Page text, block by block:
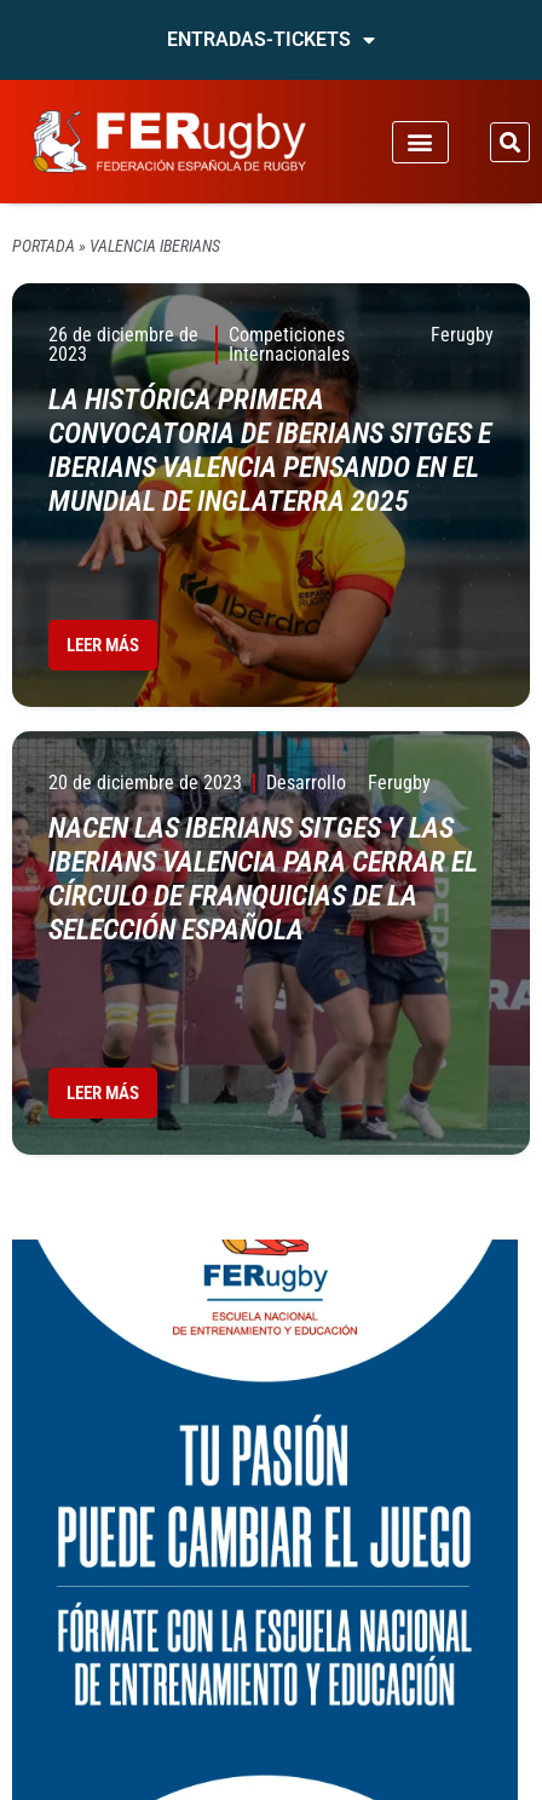
ENTRADAS-TICKETS
PORTADA » VALENCIA IBERIANS
26 de diciembre de
2023
Competiciones
Internacionales
Ferugby
LA HISTÓRICA PRIMERA
CONVOCATORIA DE IBERIANS SITGES E
IBERIANS VALENCIA PENSANDO EN EL
MUNDIAL DE INGLATERRA 2025
LEER MÁS
20 de diciembre de 2023 Desarrollo Ferugby
NACEN LAS IBERIANS SITGES Y LAS
IBERIANS VALENCIA PARA CERRAR EL
CÍRCULO DE FRANQUICIAS DE LA
SELECCIÓN ESPAÑOLA
LEER MÁS